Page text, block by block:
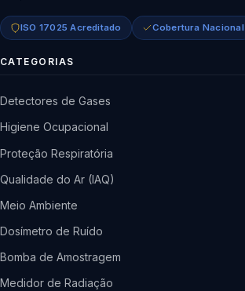
ISO 17025 Acreditado Cobertura Nacional
CATEGORIAS
Detectores de Gases
Higiene Ocupacional
Proteção Respiratória
Qualidade do Ar (IAQ)
Meio Ambiente
Dosímetro de Ruído
Bomba de Amostragem
Medidor de Radiação